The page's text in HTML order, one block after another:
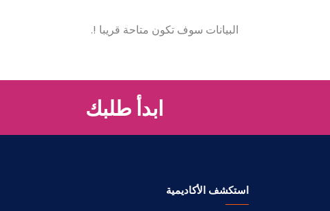
البيانات سوف تكون متاحة قريبا !.
ابدأ طلبك
استكشف الأكاديمية